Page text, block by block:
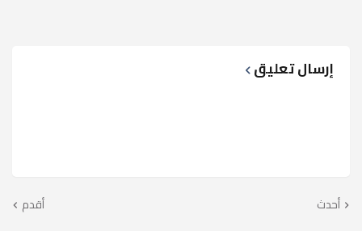
إرسال تعليق
أحدث أقدم